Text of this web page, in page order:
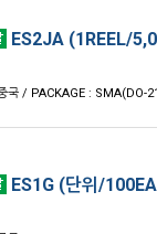
ES2JA (1REEL/
국 / PACKAGE : SMA(DO-
ES1G (단위/